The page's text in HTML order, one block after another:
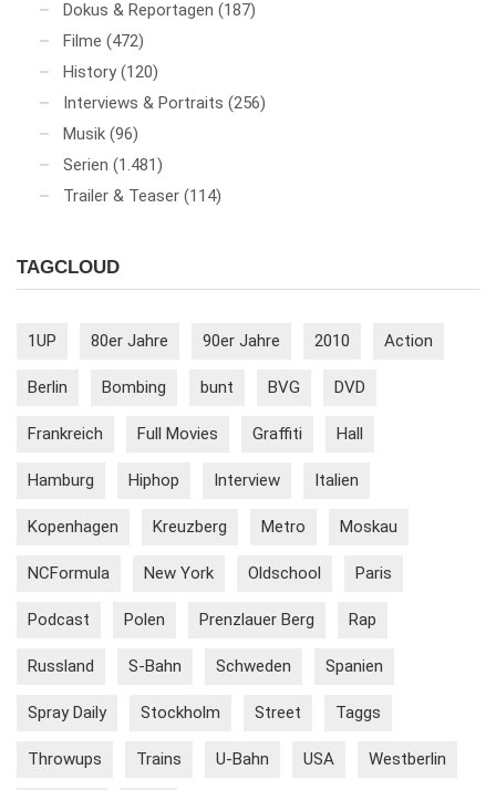
Dokus & Reportagen (187)
Filme (472)
History (120)
Interviews & Portraits (256)
Musik (96)
Serien (1.481)
Trailer & Teaser (114)
TAGCLOUD
1UP 80er Jahre 90er Jahre 2010 Action
Berlin Bombing bunt BVG DVD
Frankreich Full Movies Graffiti Hall
Hamburg Hiphop Interview Italien
Kopenhagen Kreuzberg Metro Moskau
NCFormula New York Oldschool Paris
Podcast Polen Prenzlauer Berg Rap
Russland S-Bahn Schweden Spanien
Spray Daily Stockholm Street Taggs
Throwups Trains U-Bahn USA Westberlin